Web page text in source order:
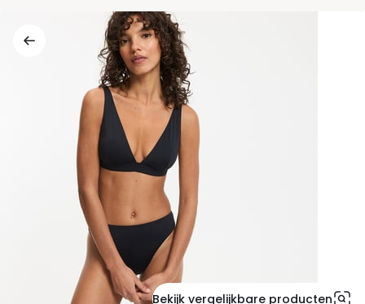
bekeken
artikelen
Bekijk vergelijkbare producten